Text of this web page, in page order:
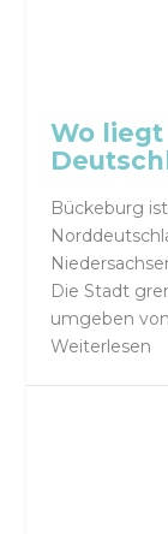
Wo
Bückeburg
Die Stadt
umgeben
Weiterlesen